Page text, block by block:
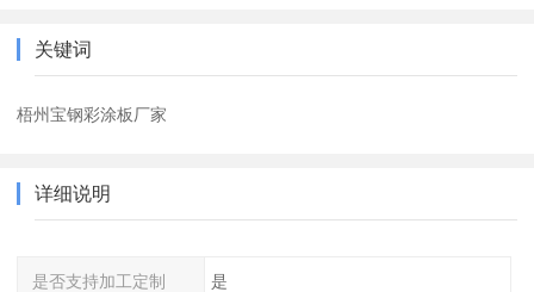
关键词
梧州宝钢彩涂板厂家
详细说明
是否支持加工定制 是